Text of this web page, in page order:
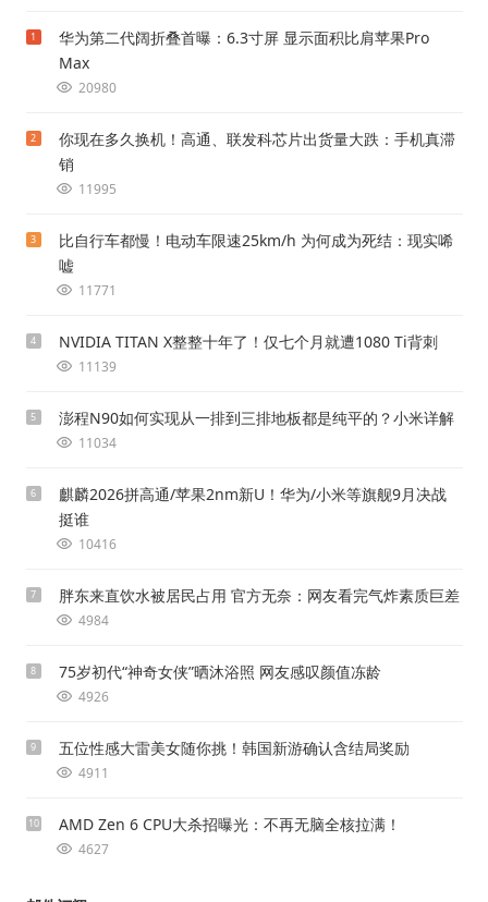
1
华为第二代阔折叠首曝：6.3寸屏 显示面积比肩苹果Pro
Max
20980
2
你现在多久换机！高通、联发科芯片出货量大跌：手机真滞
销
11995
3
比自行车都慢！电动车限速25km/h 为何成为死结：现实唏
嘘
11771
4 NVIDIA TITAN X整整十年了！仅七个月就遭1080 Ti背刺
11139
5 澎程N90如何实现从一排到三排地板都是纯平的？小米详解
11034
6
麒麟2026拼高通/苹果2nm新U！华为/小米等旗舰9月决战
挺谁
10416
7 胖东来直饮水被居民占用 官方无奈：网友看完气炸素质巨差
4984
8 75岁初代“神奇女侠”晒沐浴照 网友感叹颜值冻龄
4926
9 五位性感大雷美女随你挑！韩国新游确认含结局奖励
4911
10 AMD Zen 6 CPU大杀招曝光：不再无脑全核拉满！
4627